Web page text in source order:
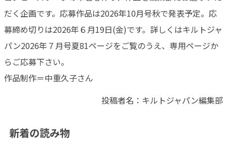
だく企画です。応募作品は2026年10月号秋で発表予定。応
募締め切りは2026年６月19日(金)です。詳しくはキルトジャ
パン2026年７月号夏81ページをご覧のうえ、専用ページか
らご応募下さい。
作品制作＝中重久子さん
投稿者名：キルトジャパン編集部
新着の読み物